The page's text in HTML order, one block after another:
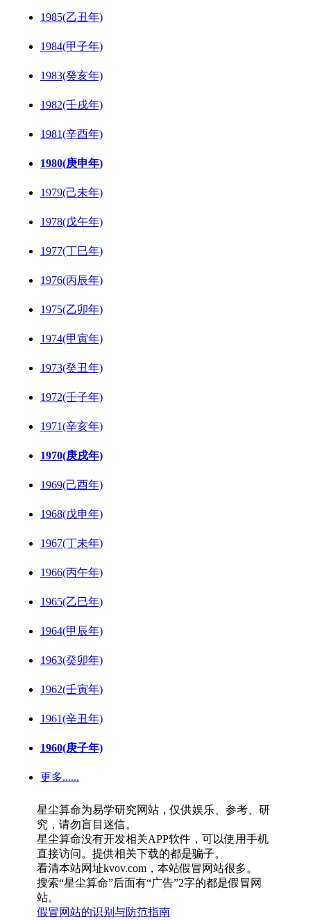
1985(乙丑年)
1984(甲子年)
1983(癸亥年)
1982(壬戌年)
1981(辛酉年)
1980(庚申年)
1979(己未年)
1978(戊午年)
1977(丁巳年)
1976(丙辰年)
1975(乙卯年)
1974(甲寅年)
1973(癸丑年)
1972(壬子年)
1971(辛亥年)
1970(庚戌年)
1969(己酉年)
1968(戊申年)
1967(丁未年)
1966(丙午年)
1965(乙巳年)
1964(甲辰年)
1963(癸卯年)
1962(壬寅年)
1961(辛丑年)
1960(庚子年)
更多......
星尘算命为易学研究网站，仅供娱乐、参考、研
究，请勿盲目迷信。
星尘算命没有开发相关APP软件，可以使用手机
直接访问。提供相关下载的都是骗子。
看清本站网址kvov.com，本站假冒网站很多。
搜索“星尘算命”后面有“广告”2字的都是假冒网
站。
假冒网站的识别与防范指南